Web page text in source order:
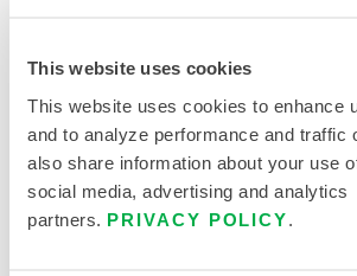
This website uses cookies
This website uses cookies to enhance
and to analyze performance and traffic
also share information about your use
social media, advertising and analytics
partners. PRIVACY POLICY
产品资料
MICROMAX NS 数据表
限次性与化学防护服尺码表